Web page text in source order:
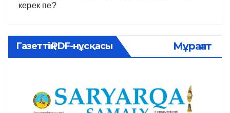
керек пе?
Газеттің PDF-нұсқасы Мұрағат